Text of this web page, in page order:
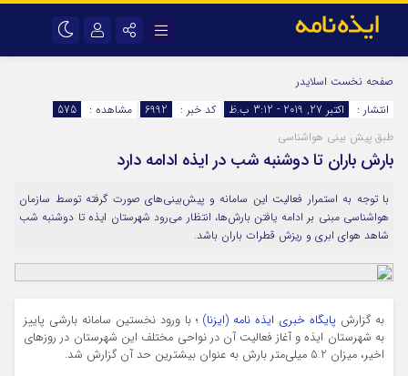
اینستاگرام
سروش
ایتا
آپارات
رمز عبور
مرا به خاطر بسپار
صفحه نخست اسلایدر
انتشار :
اکتبر 27, 2019 - 3:12 ب.ظ کد خبر : 6992 مشاهده :
575
طبق پیش بینی هواشناسی
بارش باران تا دوشنبه شب در ایذه ادامه دارد
با توجه به استمرار فعالیت این سامانه و پیش‌بینی‌های صورت گرفته توسط سازمان
هواشناسی مبنی بر ادامه یافتن بارش‌ها، انتظار می‌رود شهرستان ایذه تا دوشنبه شب
شاهد هوای ابری و ریزش قطرات باران باشد.
به گزارش پایگاه خبری ایذه نامه (ایزنا) ؛ با ورود نخستین سامانه بارشی پاییز
به شهرستان ایذه و آغاز فعالیت آن در نواحی مختلف این شهرستان در روزهای
اخیر، میزان 5.2 میلی‌متر بارش به عنوان بیشترین حد آن گزارش شد.